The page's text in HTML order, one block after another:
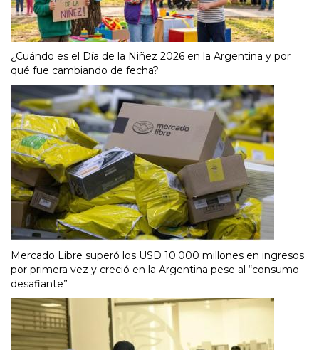
¿Cuándo es el Día de la Niñez 2026 en la Argentina y por
qué fue cambiando de fecha?
Mercado Libre superó los USD 10.000 millones en ingresos
por primera vez y creció en la Argentina pese al “consumo
desafiante”